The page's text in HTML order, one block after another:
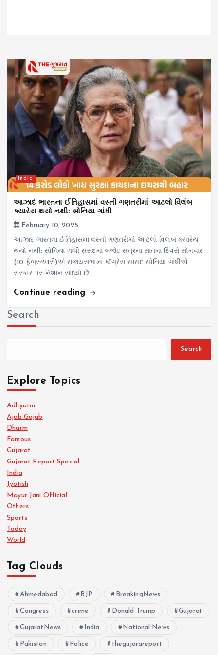
India
આઝાદ ભારતના ઈતિહાસમાં વસ્તી ગણતરીમાં આટલો વિલંબ
ક્યારેય થયો નથી: સોનિયા ગાંધી
February 10, 2025
આઝાદ ભારતના ઈતિહાસમાં વસ્તી ગણતરીમાં આટલો વિલંબ ક્યારેય
થયો નથી: સોનિયા ગાંધી સંસદમાં બજેટ સત્રના સાતમા દિવસે સોમવાર
(10 ફેબ્રુઆરી)એ રાજ્યસભામાં કોંગ્રેસ સાંસદ સોનિયા ગાંધીએ
સરકાર પર નિશાન સાંધ્યો છે.…
Continue reading
Search
Search
Explore Topics
Adhyatm
Ajab Gajab
Dharm
Famous
Gujarat
Gujarat Report Special
India
Jyotish
Mayur Jani Official
Others
Sports
Today
World
Tag Clouds
Ahmedabad BJP BreakingNews
Congress crime Donald Trump Gujarat
GujaratNews India National News
Pakistan Police thegujarareport